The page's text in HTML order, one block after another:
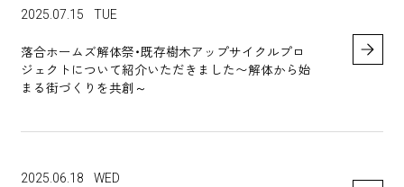
2025.07.15 TUE
落合ホームズ解体祭・既存樹木アップサイクルプロ
ジェクトについて紹介いただきました〜解体から始
まる街づくりを共創～
2025.06.18 WED